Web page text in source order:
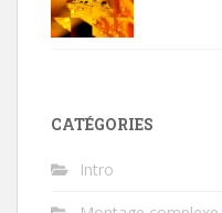
CATÉGORIES
Intro